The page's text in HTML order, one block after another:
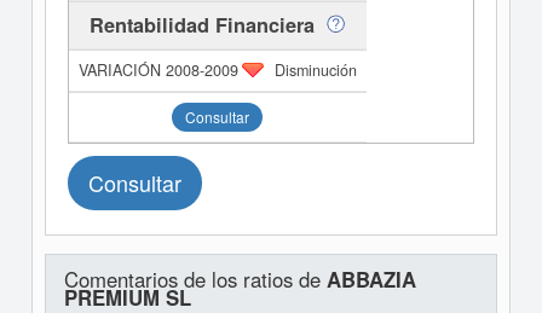
Rentabilidad Financiera
Disminución
Consultar
Consultar
Comentarios de los ratios de ABBAZIA
PREMIUM SL